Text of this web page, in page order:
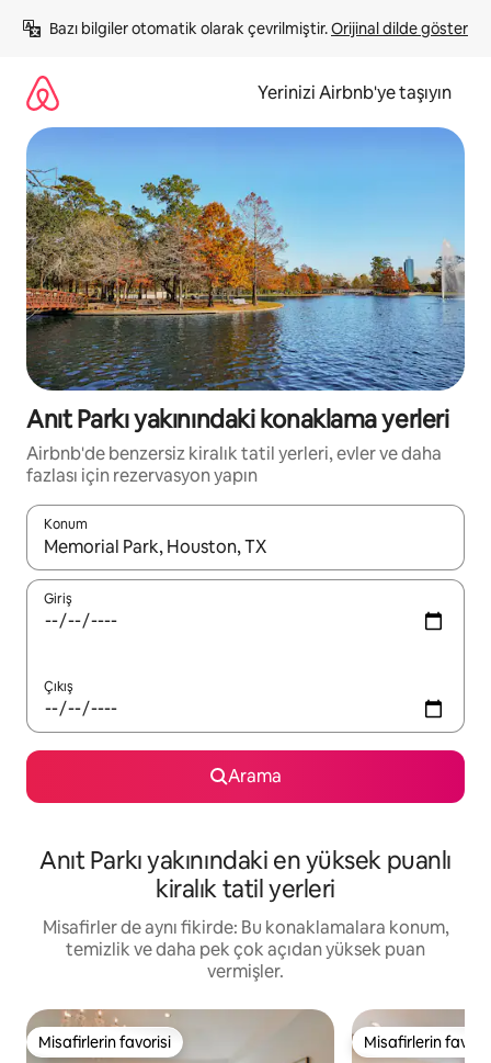
atla
Bazı bilgiler otomatik olarak çevrilmiştir. Orijinal dilde göster
Yerinizi Airbnb'ye taşıyın
Anıt Parkı yakınındaki konaklama yerleri
Airbnb'de benzersiz kiralık tatil yerleri, evler ve daha
fazlası için rezervasyon yapın
Konum
Sonuçlar kullanılabilir olduğunda yukarı ve aşağı oklarıyla
Giriş
Çıkış
Arama
Anıt Parkı yakınındaki en yüksek puanlı
kiralık tatil yerleri
Misafirler de aynı fikirde: Bu konaklamalara konum,
temizlik ve daha pek çok açıdan yüksek puan
vermişler.
Misafirlerin favorisi
Misafirlerin favorisi Misafirlerin
Misafirlerin